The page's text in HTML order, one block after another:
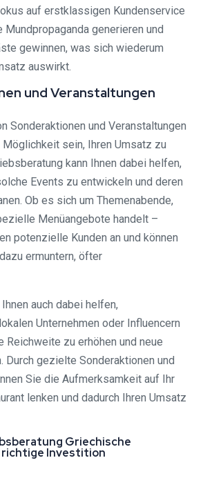
auf erstklassigen Kundenservice
generieren und
gewinnen, was sich wiederum
auswirkt.
und Veranstaltungen
Sonderaktionen und Veranstaltungen
sein, Ihren Umsatz zu
kann Ihnen dabei helfen,
Events zu entwickeln und deren
Ob es sich um Themenabende,
Menüangebote handelt –
potenzielle Kunden an und können
ermuntern, öfter
auch dabei helfen,
Unternehmen oder Influencern
Reichweite zu erhöhen und neue
Durch gezielte Sonderaktionen und
Sie die Aufmerksamkeit auf Ihr
lenken und dadurch Ihren Umsatz
Griechische
richtige Investition